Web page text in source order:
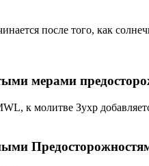
после того, как
мерами
к молитве Зухр